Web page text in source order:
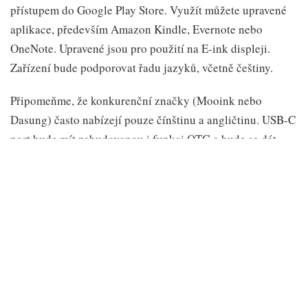
přístupem do Google Play Store. Využít můžete upravené
aplikace, především Amazon Kindle, Evernote nebo
OneNote. Upravené jsou pro použití na E-ink displeji.
Zařízení bude podporovat řadu jazyků, včetně češtiny.
Připomeňme, že konkurenční značky (Mooink nebo
Dasung) často nabízejí pouze čínštinu a angličtinu. USB-C
port bude mít zabudovanou i funkci OTG a bude se dát